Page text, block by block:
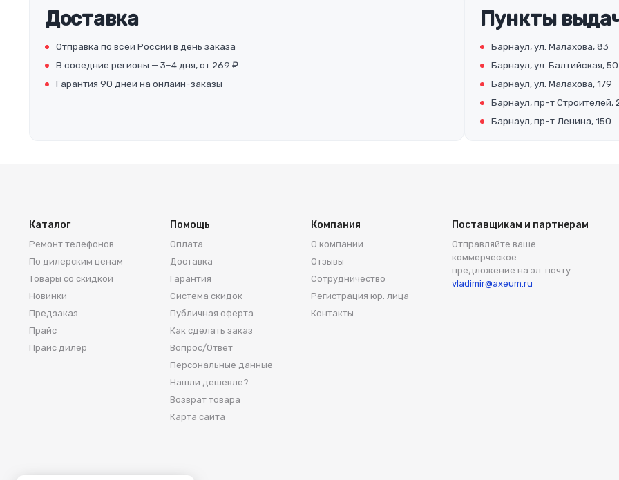
Доставка
Отправка по всей России в день заказа
В соседние регионы — 3–4 дня, от 269 ₽
Гарантия 90 дней на онлайн-заказы
Пункты
Барнаул, ул. Малахова, 83
Барнаул, ул. Балтийская, 50
Барнаул, ул. Малахова, 179
Барнаул, пр-т Строителей,
Барнаул, пр-т Ленина, 150
Каталог
Ремонт телефонов
По дилерским ценам
Товары со скидкой
Новинки
Предзаказ
Прайс
Прайс дилер
Помощь
Оплата
Доставка
Гарантия
Система скидок
Публичная оферта
Как сделать заказ
Вопрос/Ответ
Персональные данные
Нашли дешевле?
Возврат товара
Карта сайта
Компания
О компании
Отзывы
Сотрудничество
Регистрация юр. лица
Контакты
Поставщикам и партнерам
Отправляйте ваше
коммерческое
предложение на эл. почту
vladimir@axeum.ru